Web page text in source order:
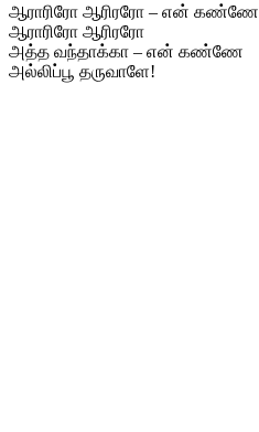
ஆராரிரோ ஆரிரரோ – என் கண்ணே
ஆராரிரோ ஆரிரரோ
அத்த வந்தாக்கா – என் கண்ணே
அல்லிப்பூ தருவாளே!